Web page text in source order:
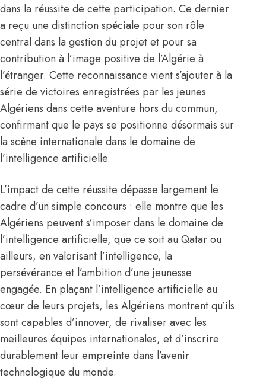
dans la réussite de cette participation. Ce dernier
a reçu une distinction spéciale pour son rôle
central dans la gestion du projet et pour sa
contribution à l’image positive de l’Algérie à
l’étranger. Cette reconnaissance vient s’ajouter à la
série de victoires enregistrées par les jeunes
Algériens dans cette aventure hors du commun,
confirmant que le pays se positionne désormais sur
la scène internationale dans le domaine de
l’intelligence artificielle.
L’impact de cette réussite dépasse largement le
cadre d’un simple concours : elle montre que les
Algériens peuvent s’imposer dans le domaine de
l’intelligence artificielle, que ce soit au Qatar ou
ailleurs, en valorisant l’intelligence, la
persévérance et l’ambition d’une jeunesse
engagée. En plaçant l’intelligence artificielle au
cœur de leurs projets, les Algériens montrent qu’ils
sont capables d’innover, de rivaliser avec les
meilleures équipes internationales, et d’inscrire
durablement leur empreinte dans l’avenir
technologique du monde.